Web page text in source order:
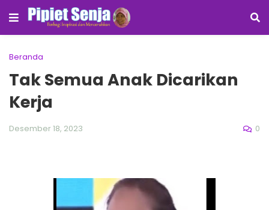
Beranda
Tak Semua Anak Dicarikan
Kerja
Desember 18, 2023 0